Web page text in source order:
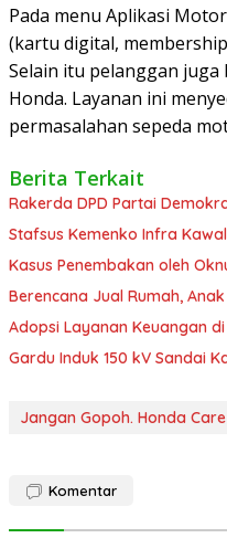
Pada menu Aplikasi
(kartu digital,
Selain itu pelanggan
Honda. Layanan ini
permasalahan sepeda
Berita Terkait
Rakerda DPD Partai
Stafsus Kemenko Infra
Kasus Penembakan oleh
Berencana Jual Rumah,
Adopsi Layanan Keuangan
Gardu Induk 150 kV Sandai
Jangan Gopoh. Honda
Komentar